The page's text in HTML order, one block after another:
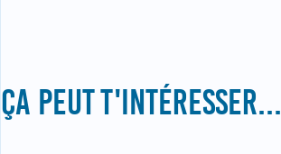
ÇA PEUT T'INTÉRESSER...